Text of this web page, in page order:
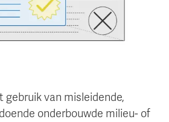
gebruik van misleidende,
onderbouwde milieu- of